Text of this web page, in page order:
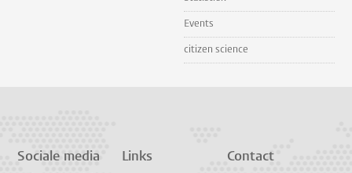
Events
citizen science
Sociale media Links Contact